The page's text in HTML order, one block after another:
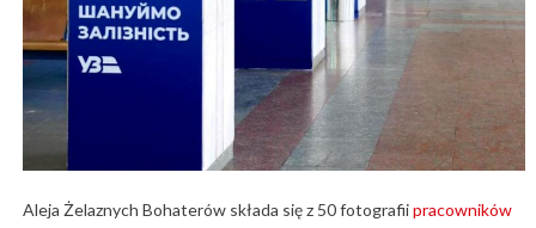
Aleja Żelaznych Bohaterów składa się z 50 fotografiipracowników